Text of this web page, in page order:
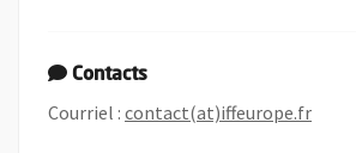
Contacts
Courriel : contact(at)iffeurope.fr,